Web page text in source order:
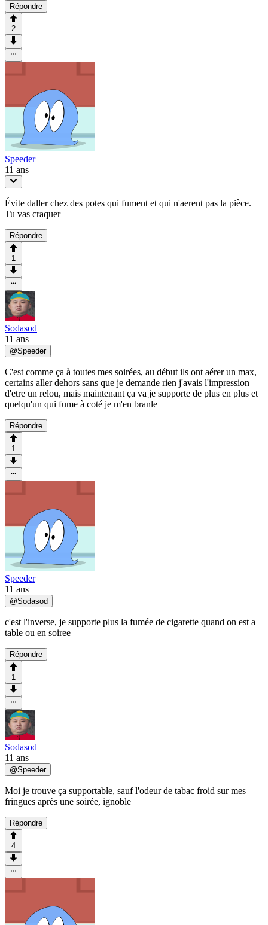
Répondre
2
Speeder
11 ans
Évite daller chez des potes qui fument et qui n'aerent pas la pièce.
Tu vas craquer
Répondre
1
Sodasod
11 ans
@Speeder
C'est comme ça à toutes mes soirées, au début ils ont aérer un max,
certains aller dehors sans que je demande rien j'avais l'impression
d'etre un relou, mais maintenant ça va je supporte de plus en plus et
quelqu'un qui fume à coté je m'en branle
Répondre
1
Speeder
11 ans
@Sodasod
c'est l'inverse, je supporte plus la fumée de cigarette quand on est a
table ou en soiree
Répondre
1
Sodasod
11 ans
@Speeder
Moi je trouve ça supportable, sauf l'odeur de tabac froid sur mes
fringues après une soirée, ignoble
Répondre
4